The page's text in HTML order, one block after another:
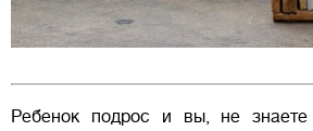
Ребенок подрос и вы, не знаете